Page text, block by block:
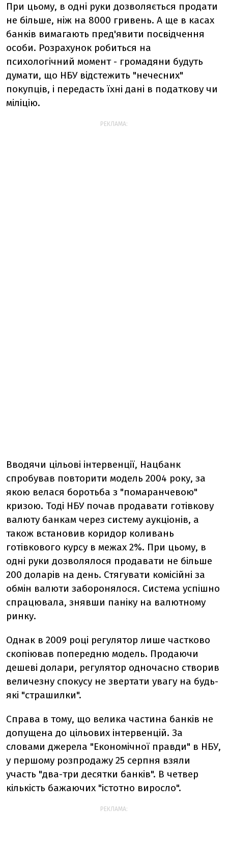
При цьому, в одні руки дозволяється продати
не більше, ніж на 8000 гривень. А ще в касах
банків вимагають пред'явити посвідчення
особи. Розрахунок робиться на
психологічний момент - громадяни будуть
думати, що НБУ відстежить "нечесних"
покупців, і передасть їхні дані в податкову чи
міліцію.
РЕКЛАМА:
Вводячи цільові інтервенції, Нацбанк
спробував повторити модель 2004 року, за
якою велася боротьба з "помаранчевою"
кризою. Тоді НБУ почав продавати готівкову
валюту банкам через систему аукціонів, а
також встановив коридор коливань
готівкового курсу в межах 2%. При цьому, в
одні руки дозволялося продавати не більше
200 доларів на день. Стягувати комісійні за
обмін валюти заборонялося. Система успішно
спрацювала, знявши паніку на валютному
ринку.
Однак в 2009 році регулятор лише частково
скопіював попередню модель. Продаючи
дешеві долари, регулятор одночасно створив
величезну спокусу не звертати увагу на будь-
які "страшилки".
Справа в тому, що велика частина банків не
допущена до цільових інтервенцій. За
словами джерела "Економічної правди" в НБУ,
у першому розпродажу 25 серпня взяли
участь "два-три десятки банків". В четвер
кількість бажаючих "істотно виросло".
РЕКЛАМА: